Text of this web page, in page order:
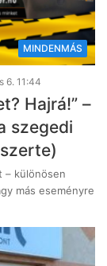
MINDENMÁS
6. 11:44
Hajrá!” –
szegedi
– különösen
más eseményre